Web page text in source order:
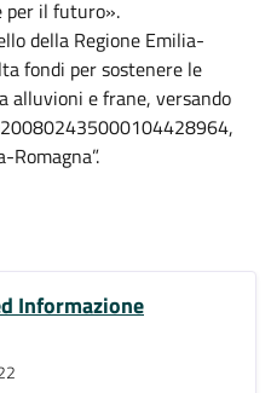
per il futuro».
della Regione Emilia-
fondi per sostenere le
alluvioni e frane, versando
Romagna”.
Informazione